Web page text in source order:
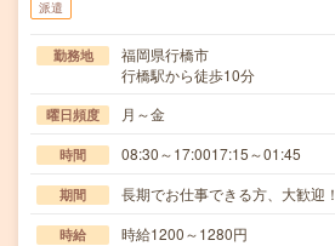
派遣
勤務地
福岡県行橋市
行橋駅から徒歩10分
曜日頻度 月～金
時間 08:30～17:0017:15～01:45
期間 長期でお仕事できる方、大歓迎！
時給 時給1200～1280円